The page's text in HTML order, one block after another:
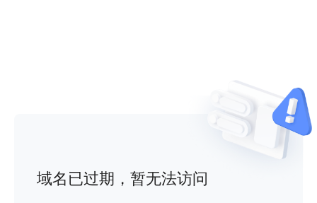
域名已过期，暂无法访问